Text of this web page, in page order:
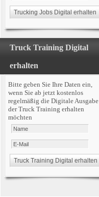
Truck Training Digital
erhalten
Bitte geben Sie Ihre Daten ein,
wenn Sie ab jetzt kostenlos
regelmäßig die Digitale Ausgabe
der Truck Training erhalten
möchten